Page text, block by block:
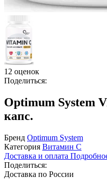
12 оценок
Поделиться:
Optimum System
капс.
Бренд Optimum System
Категория Витамин C
Доставка и оплата
Поделиться:
Доставка по России